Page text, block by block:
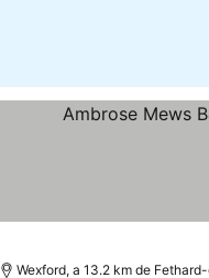
Wexford, a 13.2 km de